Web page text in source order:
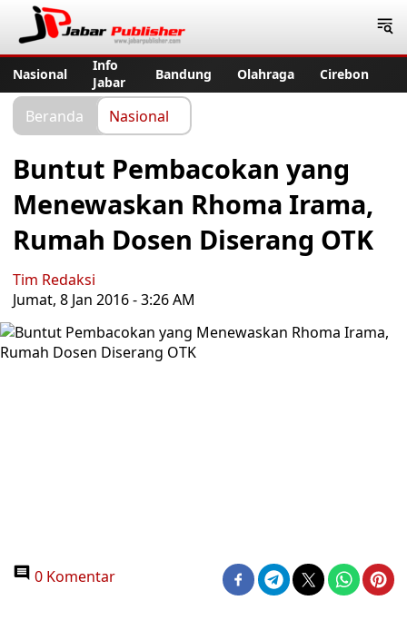
Nasional
Info
Jabar
Bandung Olahraga Cirebon
Beranda Nasional
Buntut Pembacokan yang
Menewaskan Rhoma Irama,
Rumah Dosen Diserang OTK
Tim Redaksi
Jumat, 8 Jan 2016 - 3:26 AM
0 Komentar